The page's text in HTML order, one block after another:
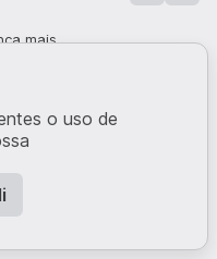
mais.
o uso de